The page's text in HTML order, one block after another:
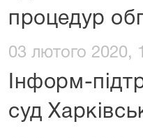
процедур
03 лютого 2020,
Інформ-
суд